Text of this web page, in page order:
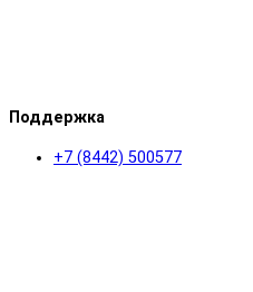
Поддержка
+7 (8442) 500577